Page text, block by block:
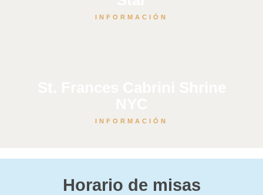
INFORMACIÓN
INFORMACIÓN
Horario de misas